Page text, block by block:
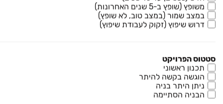
משופץ (שופץ ב-5 שנים האחרונות)
במצב שמור (במצב טוב, לא שופץ)
דרוש שיפוץ (זקוק לעבודת שיפוץ)
סטטוס הפרויקט
תכנון ראשוני
הוגשה בקשה להיתר
ניתן היתר בניה
הבניה הסתיימה
נדל״ן למכירה בשאר העיר, כפר תבור
נכסים למכירה ביבנאל
ובמהירות. מאגר הנכסים למכירה הענק והעדכני שלנו עומד לרשותכם -
כל שעליכם לעשות הוא להקליד את פרטי הנכס שמעניין אתכם (מחוז,
אזור, ישוב, סוג נכס, מספר חדרים וכו') ומנוע החיפוש שלנו יסנן עבורכם